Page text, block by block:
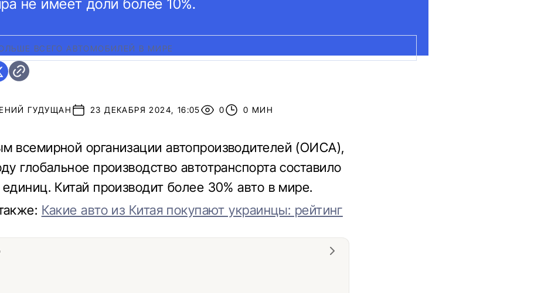
не имеет доли более 10%.
ВСЕГО АВТОМОБИЛЕЙ В МИРЕ
ГУДУЩАН 23 ДЕКАБРЯ 2024, 16:05 0 0 МИН
всемирной организации автопроизводителей (ОИСА),
глобальное производство автотранспорта составило
Китай производит более 30% авто в мире.
Какие авто из Китая покупают украинцы: рейтинг